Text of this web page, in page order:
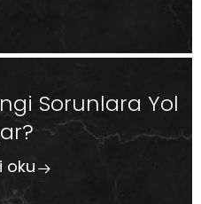
Sorunlara Yol
oku